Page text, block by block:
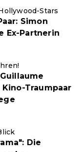
Stars
Simon
Ex-Partnerin
Traumpaar
Die